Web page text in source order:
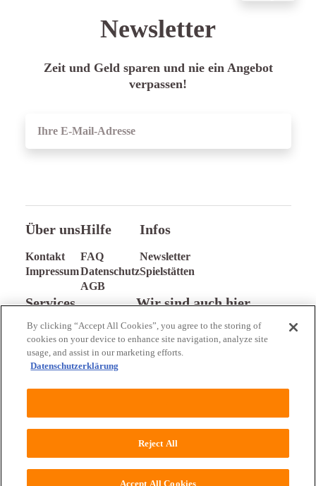
Newsletter
Zeit und Geld sparen und nie ein Angebot
verpassen!
Über uns
Kontakt
Impressum
Hilfe
FAQ
Datenschutz
AGB
Infos
Newsletter
Spielstätten
Services
Gutschein verschenken
Hotel buchen
Wir sind auch hier
Facebook
2004 - 2026 Absolut Ticket GmbH
Alle Rechte vorbehalten
Wir verwenden Cookies
Webseite erhalten Sie in unsererDatenschutzerklärung.
By clicking “Accept All Cookies”, you agree to the storing of
cookies on your device to enhance site navigation, analyze site
usage, and assist in our marketing efforts.
Datenschutzerklärung
Reject All
Accept All Cookies